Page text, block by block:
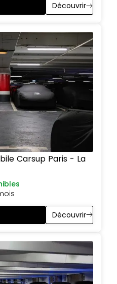
Découvrir
Carsup Paris - La
Découvrir